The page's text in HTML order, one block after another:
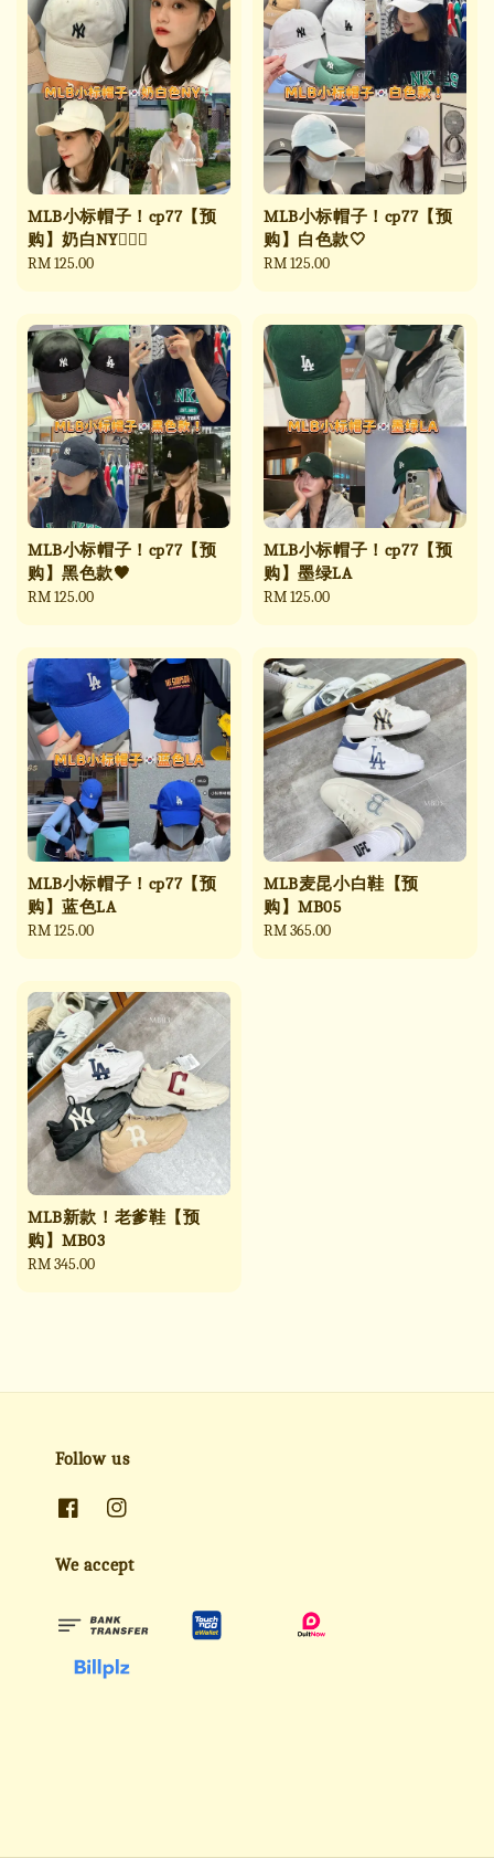
MLB小标帽子！cp77【预
购】奶白NY🧚🏻‍♀️
Regular
RM 125.00
MLB小标帽子！cp77【预
购】白色款🤍
Regular
RM 125.00
MLB小标帽子！cp77【预
购】黑色款🖤
Regular
RM 125.00
MLB小标帽子！cp77【预
购】墨绿LA
Regular
RM 125.00
MLB小标帽子！cp77【预
购】蓝色LA
Regular
RM 125.00
MLB麦昆小白鞋【预
购】MB05
Regular
RM 365.00
MLB新款！老爹鞋【预
购】MB03
Regular
RM 345.00
Follow us
We accept